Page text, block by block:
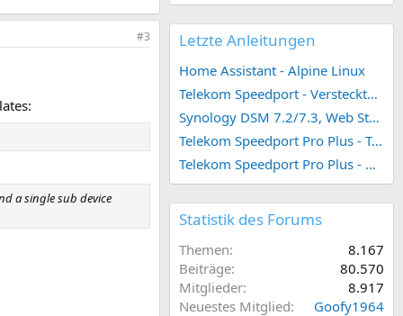
#3
a single sub device
Letzte Anleitungen
Home Assistant - Alpine Linux
Telekom Speedport - Versteckte Konfigurationen
Synology DSM 7.2/7.3, Web Station 4, Webdienst und Webportal erstellen (ehemals vHost)
Telekom Speedport Pro Plus - Telefonie einrichten
Telekom Speedport Pro Plus - Netzwerk einrichten
Statistik des Forums
Themen
8.167
Beiträge
80.570
Mitglieder
8.917
Neuestes Mitglied
Goofy1964